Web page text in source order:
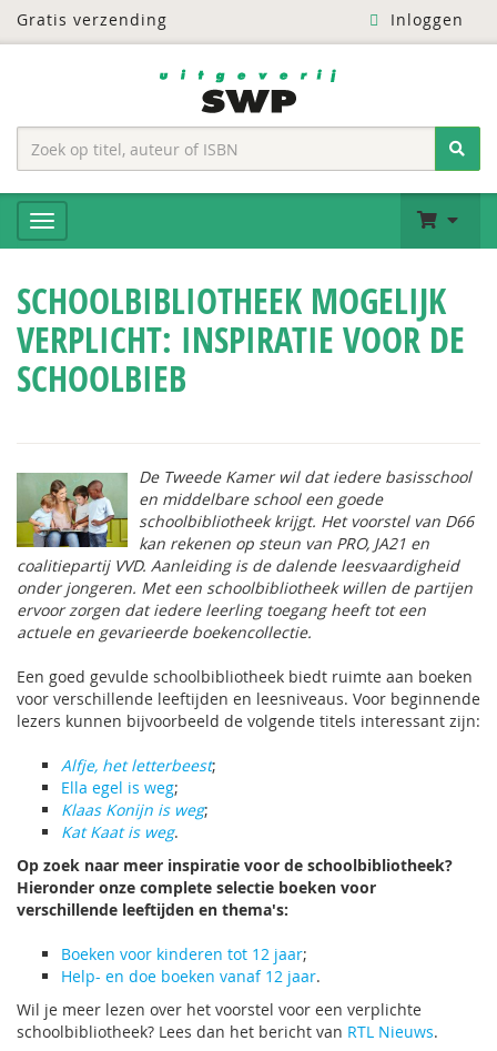
Gratis verzending Inloggen
SCHOOLBIBLIOTHEEK MOGELIJK
VERPLICHT: INSPIRATIE VOOR DE
SCHOOLBIEB
De Tweede Kamer wil dat iedere basisschool
en middelbare school een goede
schoolbibliotheek krijgt. Het voorstel van D66
kan rekenen op steun van PRO, JA21 en
coalitiepartij VVD. Aanleiding is de dalende leesvaardigheid
onder jongeren. Met een schoolbibliotheek willen de partijen
ervoor zorgen dat iedere leerling toegang heeft tot een
actuele en gevarieerde boekencollectie.
Een goed gevulde schoolbibliotheek biedt ruimte aan boeken
voor verschillende leeftijden en leesniveaus. Voor beginnende
lezers kunnen bijvoorbeeld de volgende titels interessant zijn:
Alfje, het letterbeest;
Ella egel is weg;
Klaas Konijn is weg;
Kat Kaat is weg.
Op zoek naar meer inspiratie voor de schoolbibliotheek?
Hieronder onze complete selectie boeken voor
verschillende leeftijden en thema's:
Boeken voor kinderen tot 12 jaar;
Help- en doe boeken vanaf 12 jaar.
Wil je meer lezen over het voorstel voor een verplichte
schoolbibliotheek? Lees dan het bericht van RTL Nieuws.